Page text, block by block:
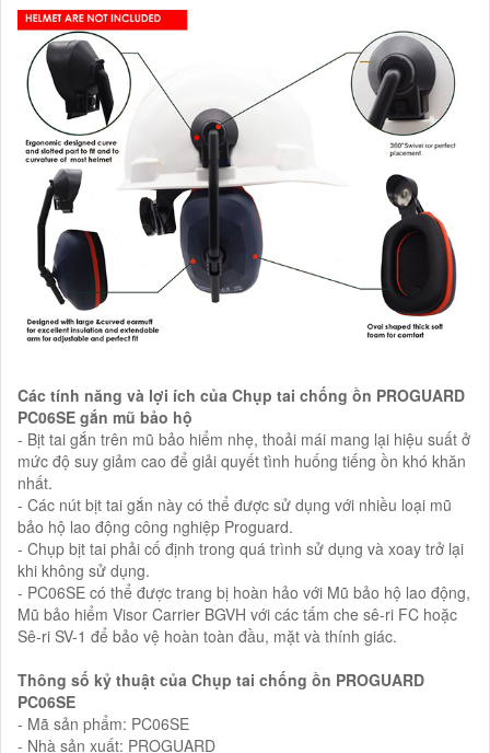
Các tính năng và lợi ích của Chụp tai chống ồn PROGUARD
PC06SE gắn mũ bảo hộ
- Bịt tai gắn trên mũ bảo hiểm nhẹ, thoải mái mang lại hiệu suất ở
mức độ suy giảm cao để giải quyết tình huống tiếng ồn khó khăn
nhất.
- Các nút bịt tai gắn này có thể được sử dụng với nhiều loại mũ
bảo hộ lao động công nghiệp Proguard.
- Chụp bịt tai phải cố định trong quá trình sử dụng và xoay trở lại
khi không sử dụng.
- PC06SE có thể được trang bị hoàn hảo với Mũ bảo hộ lao động,
Mũ bảo hiểm Visor Carrier BGVH với các tấm che sê-ri FC hoặc
Sê-ri SV-1 để bảo vệ hoàn toàn đầu, mặt và thính giác.
Thông số kỷ thuật của Chụp tai chống ồn PROGUARD
PC06SE
- Mã sản phẩm: PC06SE
- Nhà sản xuất: PROGUARD